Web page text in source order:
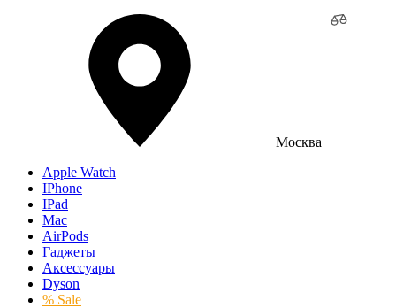
Москва
Apple Watch
IPhone
IPad
Mac
AirPods
Гаджеты
Аксессуары
Dyson
% Sale